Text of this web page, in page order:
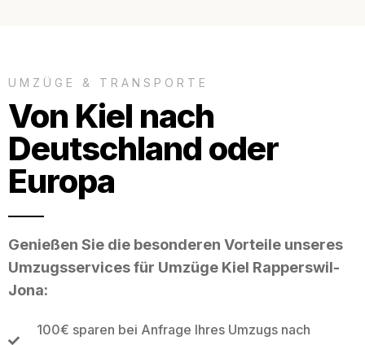
UMZÜGE & TRANSPORTE
Von Kiel nach
Deutschland oder
Europa
Genießen Sie die besonderen Vorteile unseres
Umzugsservices für Umzüge Kiel Rapperswil-
Jona:
100€ sparen bei Anfrage Ihres Umzugs nach